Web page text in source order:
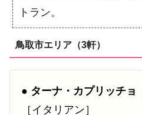
トラン。
鳥取市エリア（3軒）
● ターナ・カプリッチョ
［イタリアン］